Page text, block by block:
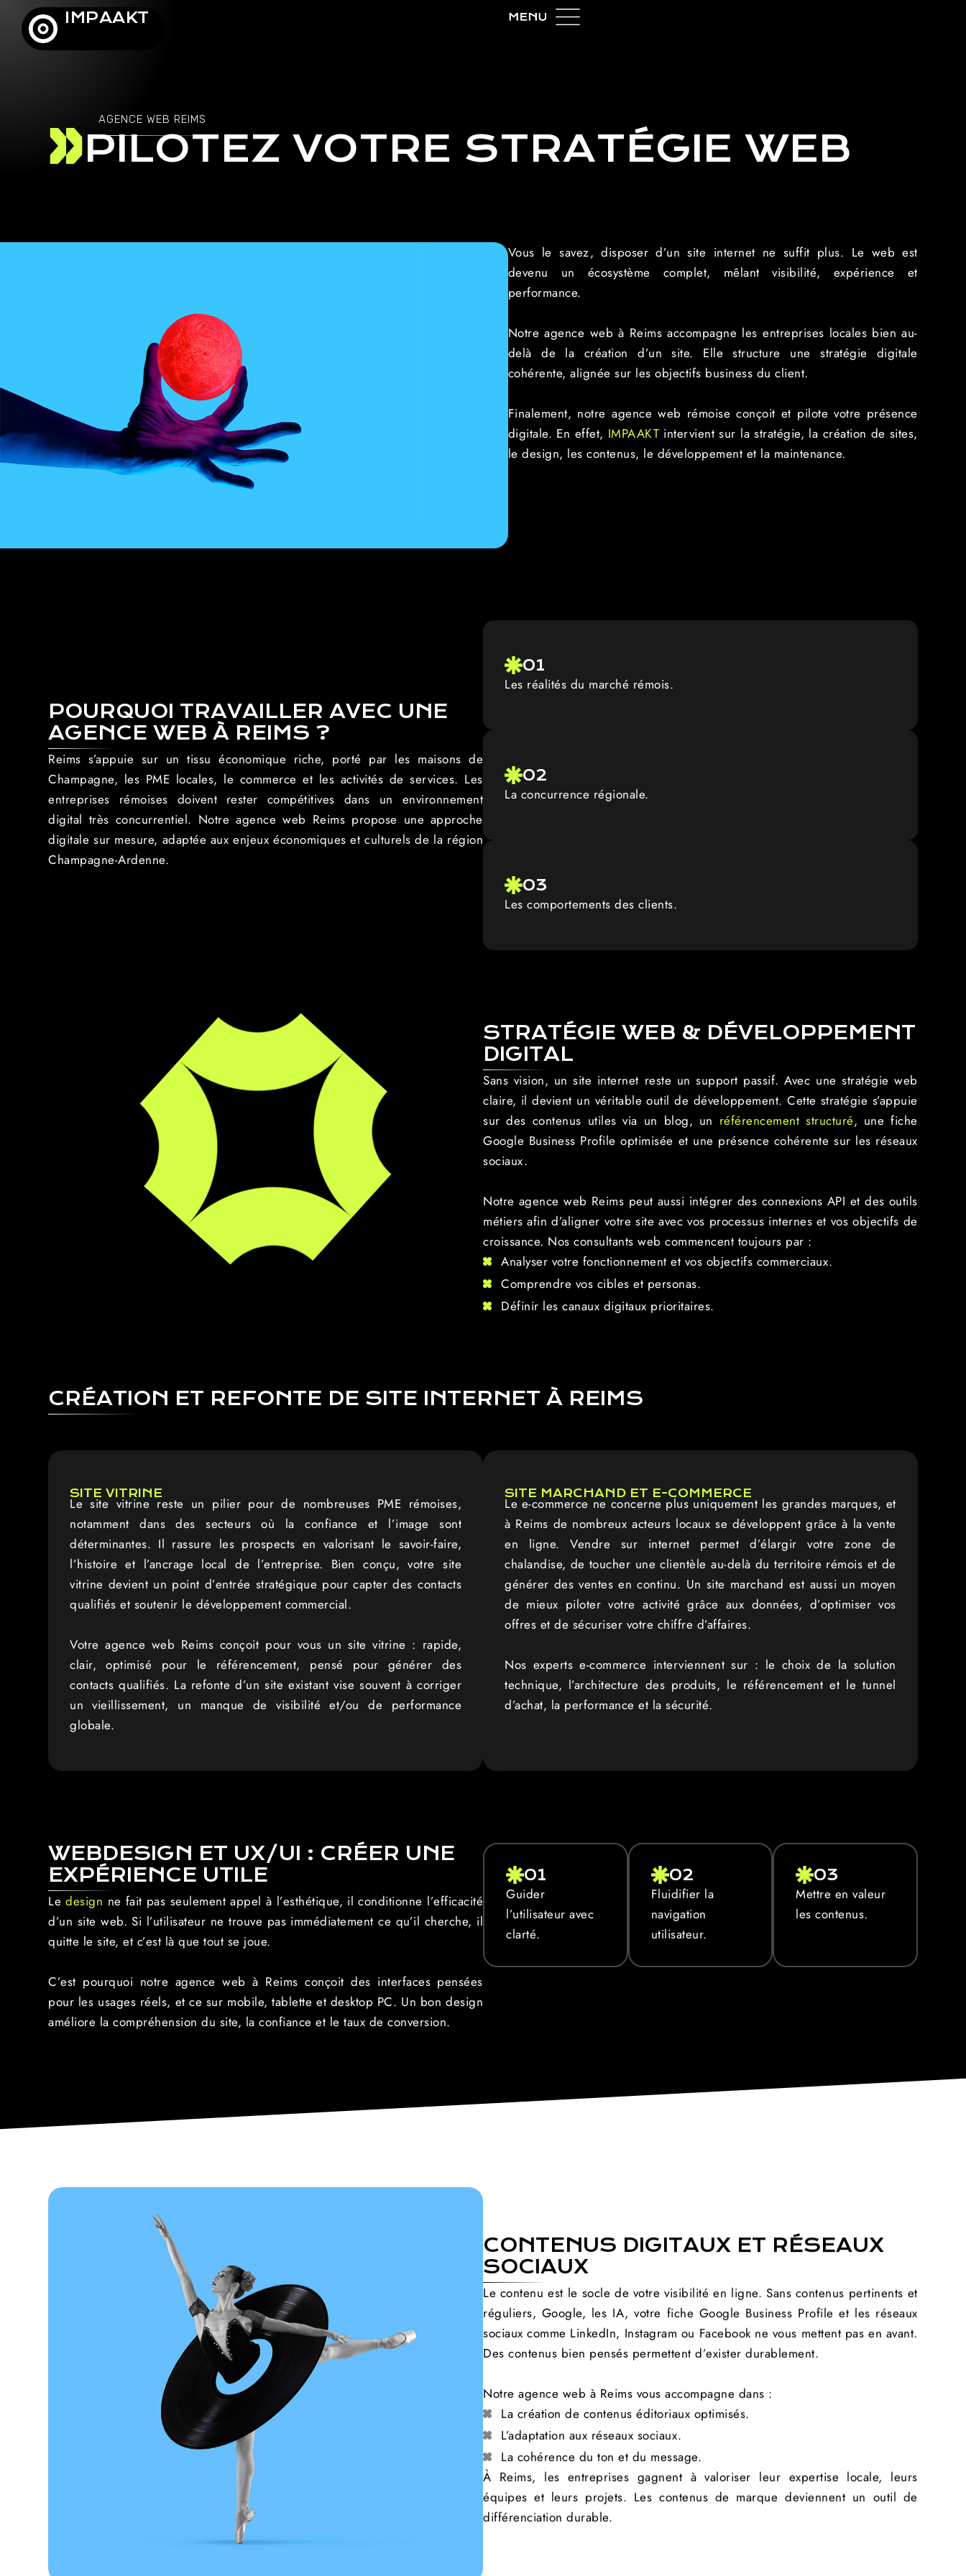
IMPAAKT
AGENCE WEB REIMS
PILOTEZ VOTRE STRATÉGIE WEB
Vous le savez, disposer d’un site internet ne suffit plus. Le web est
devenu un écosystème complet, mêlant visibilité, expérience et
performance.
Notre agence web à Reims accompagne les entreprises locales bien au-
delà de la création d’un site. Elle structure une stratégie digitale
cohérente, alignée sur les objectifs business du client.
Finalement, notre agence web rémoise conçoit et pilote votre présence
digitale. En effet, IMPAAKT intervient sur la stratégie, la création de sites,
le design, les contenus, le développement et la maintenance.
POURQUOI TRAVAILLER AVEC UNE
AGENCE WEB À REIMS ?
Reims s’appuie sur un tissu économique riche, porté par les maisons de
Champagne, les PME locales, le commerce et les activités de services. Les
entreprises rémoises doivent rester compétitives dans un environnement
digital très concurrentiel. Notre agence web Reims propose une approche
digitale sur mesure, adaptée aux enjeux économiques et culturels de la région
Champagne-Ardenne.
01
Les réalités du marché rémois.
02
La concurrence régionale.
03
Les comportements des clients.
STRATÉGIE WEB & DÉVELOPPEMENT
DIGITAL
Sans vision, un site internet reste un support passif. Avec une stratégie web
claire, il devient un véritable outil de développement. Cette stratégie s’appuie
sur des contenus utiles via un blog, un référencement structuré, une fiche
Google Business Profile optimisée et une présence cohérente sur les réseaux
sociaux.
Notre agence web Reims peut aussi intégrer des connexions API et des outils
métiers afin d’aligner votre site avec vos processus internes et vos objectifs de
croissance. Nos consultants web commencent toujours par :
Analyser votre fonctionnement et vos objectifs commerciaux.
Comprendre vos cibles et personas.
Définir les canaux digitaux prioritaires.
CRÉATION ET REFONTE DE SITE INTERNET À REIMS
SITE VITRINE
Le site vitrine reste un pilier pour de nombreuses PME rémoises,
notamment dans des secteurs où la confiance et l’image sont
déterminantes. Il rassure les prospects en valorisant le savoir-faire,
l’histoire et l’ancrage local de l’entreprise. Bien conçu, votre site
vitrine devient un point d’entrée stratégique pour capter des contacts
qualifiés et soutenir le développement commercial.
Votre agence web Reims conçoit pour vous un site vitrine : rapide,
clair, optimisé pour le référencement, pensé pour générer des
contacts qualifiés. La refonte d’un site existant vise souvent à corriger
un vieillissement, un manque de visibilité et/ou de performance
globale.
SITE MARCHAND ET E-COMMERCE
Le e-commerce ne concerne plus uniquement les grandes marques, et
à Reims de nombreux acteurs locaux se développent grâce à la vente
en ligne. Vendre sur internet permet d’élargir votre zone de
chalandise, de toucher une clientèle au-delà du territoire rémois et de
générer des ventes en continu. Un site marchand est aussi un moyen
de mieux piloter votre activité grâce aux données, d’optimiser vos
offres et de sécuriser votre chiffre d’affaires.
Nos experts e-commerce interviennent sur : le choix de la solution
technique, l’architecture des produits, le référencement et le tunnel
d’achat, la performance et la sécurité.
WEBDESIGN ET UX/UI : CRÉER UNE
EXPÉRIENCE UTILE
Ledesign ne fait pas seulement appel à l’esthétique, il conditionne l’efficacité
d’un site web. Si l’utilisateur ne trouve pas immédiatement ce qu’il cherche, il
quitte le site, et c’est là que tout se joue.
C’est pourquoi notre agence web à Reims conçoit des interfaces pensées
pour les usages réels, et ce sur mobile, tablette et desktop PC. Un bon design
améliore la compréhension du site, la confiance et le taux de conversion.
01
Guider
l’utilisateur avec
clarté.
02
Fluidifier la
navigation
utilisateur.
03
Mettre en valeur
les contenus.
CONTENUS DIGITAUX ET RÉSEAUX
SOCIAUX
Le contenu est le socle de votre visibilité en ligne. Sans contenus pertinents et
réguliers, Google, les IA, votre fiche Google Business Profile et les réseaux
sociaux comme LinkedIn, Instagram ou Facebook ne vous mettent pas en avant.
Des contenus bien pensés permettent d’exister durablement.
Notre agence web à Reims vous accompagne dans :
La création de contenus éditoriaux optimisés.
L’adaptation aux réseaux sociaux.
La cohérence du ton et du message.
À Reims, les entreprises gagnent à valoriser leur expertise locale, leurs
équipes et leurs projets. Les contenus de marque deviennent un outil de
différenciation durable.